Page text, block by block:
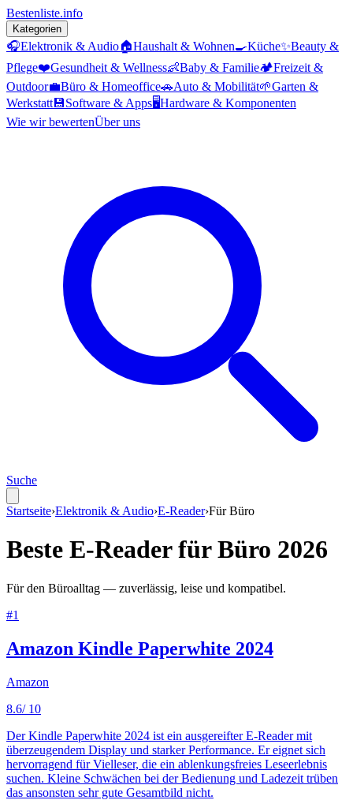
Bestenliste.info
Kategorien
🎧Elektronik & Audio🏠Haushalt & Wohnen🍳Küche✨Beauty &
Pflege❤️Gesundheit & Wellness👶Baby & Familie🏕️Freizeit &
Outdoor💼Büro & Homeoffice🚗Auto & Mobilität🌱Garten &
Werkstatt 💾Software & Apps🖥️Hardware & Komponenten
Wie wir bewertenÜber uns
Suche
Startseite›Elektronik & Audio›E-Reader›FürBüro
Beste E-ReaderfürBüro 2026
Für den Büroalltag — zuverlässig, leise und kompatibel.
#1
Amazon Kindle Paperwhite 2024
Amazon
8.6/ 10
Der Kindle Paperwhite 2024 ist ein ausgereifter E-Reader mit
überzeugendem Display und starker Performance. Er eignet sich
hervorragend für Vielleser, die ein ablenkungsfreies Leseerlebnis
suchen. Kleine Schwächen bei der Bedienung und Ladezeit trüben
das ansonsten sehr gute Gesamtbild nicht.